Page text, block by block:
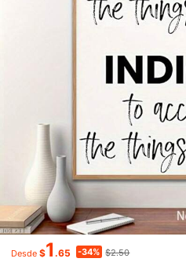
Desde $1 .65 -34% $2.50